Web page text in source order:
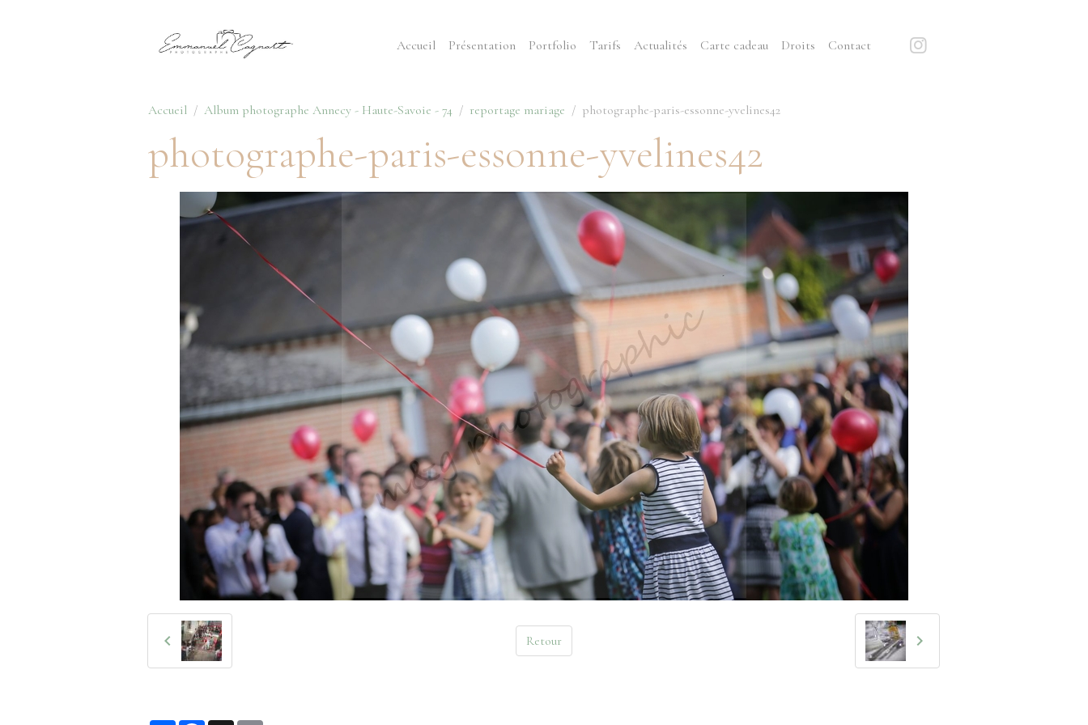
Accueil Présentation Portfolio Tarifs Actualités Carte cadeau Droits Contact
Accueil Album photographe Annecy - Haute-Savoie - 74 reportage mariage photographe-paris-essonne-yvelines42
photographe-paris-essonne-yvelines42
Retour